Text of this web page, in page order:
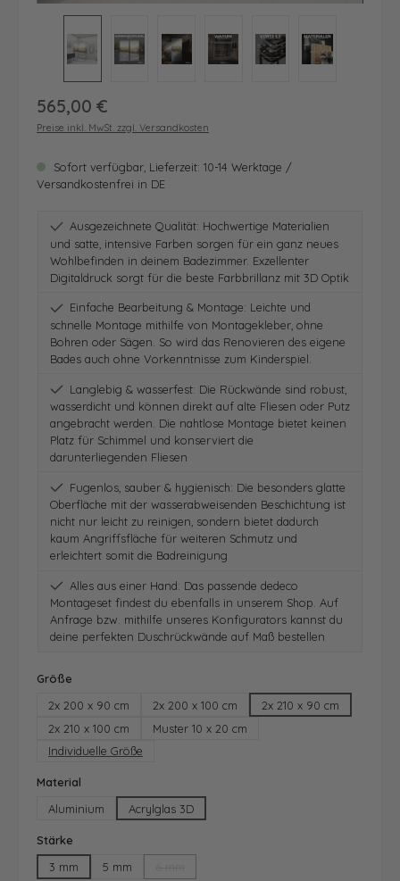
Regulärer Preis:
565,00 €
Preise inkl. MwSt. zzgl. Versandkosten
Sofort verfügbar, Lieferzeit: 10-14 Werktage /
Versandkostenfrei in DE
Ausgezeichnete Qualität: Hochwertige Materialien
und satte, intensive Farben sorgen für ein ganz neues
Wohlbefinden in deinem Badezimmer. Exzellenter
Digitaldruck sorgt für die beste Farbbrillanz mit 3D Optik
Einfache Bearbeitung & Montage: Leichte und
schnelle Montage mithilfe von Montagekleber, ohne
Bohren oder Sägen. So wird das Renovieren des eigene
Bades auch ohne Vorkenntnisse zum Kinderspiel.
Langlebig & wasserfest: Die Rückwände sind robust,
wasserdicht und können direkt auf alte Fliesen oder Putz
angebracht werden. Die nahtlose Montage bietet keinen
Platz für Schimmel und konserviert die
darunterliegenden Fliesen
Fugenlos, sauber & hygienisch: Die besonders glatte
Oberfläche mit der wasserabweisenden Beschichtung ist
nicht nur leicht zu reinigen, sondern bietet dadurch
kaum Angriffsfläche für weiteren Schmutz und
erleichtert somit die Badreinigung
Alles aus einer Hand: Das passende dedeco
Montageset findest du ebenfalls in unserem Shop. Auf
Anfrage bzw. mithilfe unseres Konfigurators kannst du
deine perfekten Duschrückwände auf Maß bestellen
Größe
2x 200 x 90 cm
2x 200 x 100 cm
2x 210 x 90 cm
2x 210 x 100 cm
Muster 10 x 20 cm
Individuelle Größe
Material
Aluminium
Acrylglas 3D
Stärke
3 mm
5 mm